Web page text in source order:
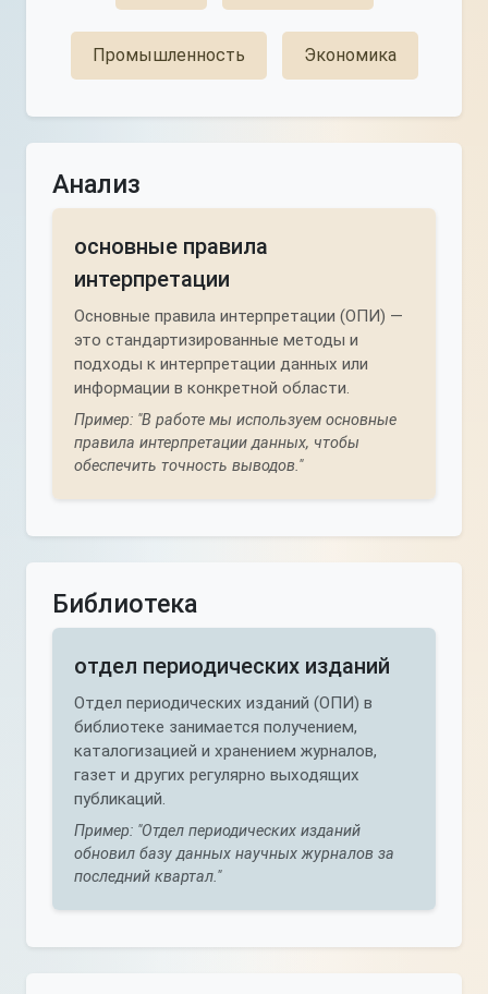
Промышленность Экономика
Анализ
основные правила
интерпретации
Основные правила интерпретации (ОПИ) —
это стандартизированные методы и
подходы к интерпретации данных или
информации в конкретной области.
Пример: "В работе мы используем основные
правила интерпретации данных, чтобы
обеспечить точность выводов."
Библиотека
отдел периодических изданий
Отдел периодических изданий (ОПИ) в
библиотеке занимается получением,
каталогизацией и хранением журналов,
газет и других регулярно выходящих
публикаций.
Пример: "Отдел периодических изданий
обновил базу данных научных журналов за
последний квартал."